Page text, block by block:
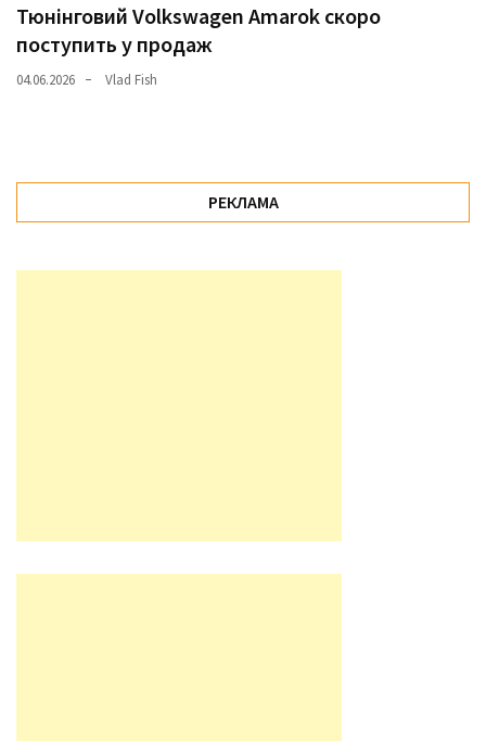
Тюнінговий Volkswagen Amarok скоро
поступить у продаж
04.06.2026 Vlad Fish
РЕКЛАМА